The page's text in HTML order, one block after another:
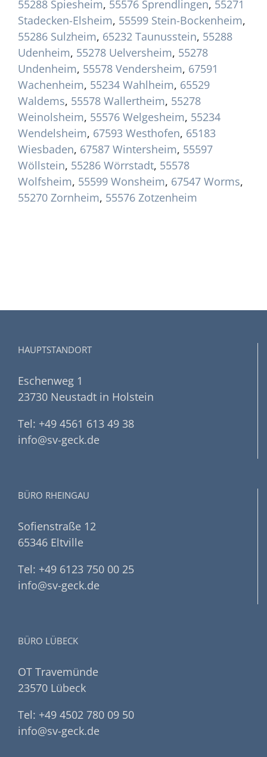
55288 Spiesheim, 55576 Sprendlingen, 55271
Stadecken-Elsheim, 55599 Stein-Bockenheim,
55286 Sulzheim, 65232 Taunusstein, 55288
Udenheim, 55278 Uelversheim, 55278
Undenheim, 55578 Vendersheim, 67591
Wachenheim, 55234 Wahlheim, 65529
Waldems, 55578 Wallertheim, 55278
Weinolsheim, 55576 Welgesheim, 55234
Wendelsheim, 67593 Westhofen, 65183
Wiesbaden, 67587 Wintersheim, 55597
Wöllstein, 55286 Wörrstadt, 55578
Wolfsheim, 55599 Wonsheim, 67547 Worms,
55270 Zornheim, 55576 Zotzenheim
HAUPTSTANDORT
Eschenweg 1
23730 Neustadt in Holstein
Tel: +49 4561 613 49 38
info@sv-geck.de
BÜRO RHEINGAU
Sofienstraße 12
65346 Eltville
Tel: +49 6123 750 00 25
info@sv-geck.de
BÜRO LÜBECK
OT Travemünde
23570 Lübeck
Tel: +49 4502 780 09 50
info@sv-geck.de